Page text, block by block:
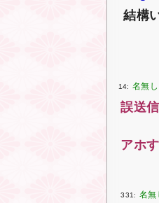
結構
14:
誤送
アホ
331: